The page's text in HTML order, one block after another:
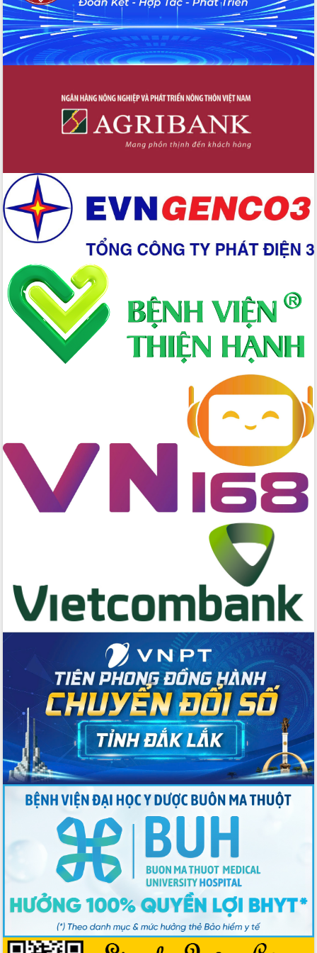
Tập huấn nâng cao năng lực triển khai
chuyển đổi số cho cán bộ, công chức
cấp xã
Đắk Lắk phát động hưởng ứng Ngày
Đẩy mạnh cải cách hành chính, quyết
tâm đạt được mục tiêu tăng trưởng
hai con số trong năm 2026
Tổ chức trang trọng Lễ hội Đền thờ
Phó Bí thư Tỉnh ủy Đắk Lắk Đỗ Hữu
Huy giữ chức Bí thư Đảng ủy Ủy Ban
Nhân dân tỉnh
Bệnh án điện tử thúc đẩy chuyển đổi
số y tế tại Đắk Lắk
Chuyển đổi số thư viện: Mở rộng
không gian tri thức trong thời đại số
Đánh giá, rút kinh nghiệm công tác tổ
chức diễn tập trước ngày bầu cử
Chương trình “Gặp gỡ hữu nghị –
Friendship Meeting New Year 2026”
Bầu cử Quốc hội và HĐND: Cử tri Đắk
2026-2031
Đảm bảo cuộc bầu cử đại biểu Quốc
hội và đại biểu HĐND các cấp diễn ra
an toàn, hiệu quả, đúng quy định
Thủ tướng Chính phủ Phạm Minh Chính
Thì Thùng mừng Xuân Bính Ngọ 2026
Lãnh đạo tỉnh dâng hương tưởng niệm
tại Đập Đồng Cam đầu Xuân Bính Ngọ
Ngành nông nghiệp phấn đấu tăng
trưởng đạt 5,86% trong năm 2026
UBND tỉnh Đắk Lắk triển khai công tác
quốc phòng, quân sự địa phương năm
2026
Đắk Lắk tập trung toàn lực khắc phục
tồn tại IUU, sẵn sàng làm việc với
Đoàn thanh tra EC
Chủ tịch UBND tỉnh Tạ Anh Tuấn thăm,
chúc mừng các bệnh viện nhân Ngày
Thầy thuốc Việt Nam
Rộn ràng lễ hội truyền thống Sông
nước Đà Nông lần thứ I năm 2026
Kỳ họp Chuyên đề lần thứ Năm, HĐND
tỉnh Đắk Lắk thông qua các nghị quyết
Thống nhất danh sách giới thiệu ứng
cử đại biểu Quốc hội khoá XVI và đại
biểu HĐND tỉnh Đắk Lắk, nhiệm kỳ
Phát động hai phong trào thi đua quan